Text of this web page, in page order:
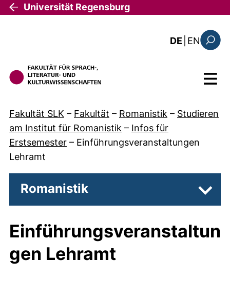
Direkt zum Inhalt
Universität Regensburg
DE EN: the
Menü
Fakultät SLK – Fakultät – Romanistik – Studieren
am Institut für Romanistik – Infos für
Erstsemester – Einführungsveranstaltungen
Lehramt
Romanistik
Einführungsveranstaltun
gen Lehramt